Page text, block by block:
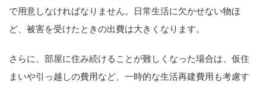
で用意しなければなりません。日常生活に欠かせない物ほ
ど、被害を受けたときの出費は大きくなります。
さらに、部屋に住み続けることが難しくなった場合は、仮住
まいや引っ越しの費用など、一時的な生活再建費用も考慮す